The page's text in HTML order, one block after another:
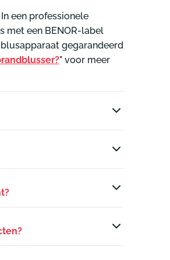
een professionele
met een BENOR-label
gegarandeerd
" voor meer